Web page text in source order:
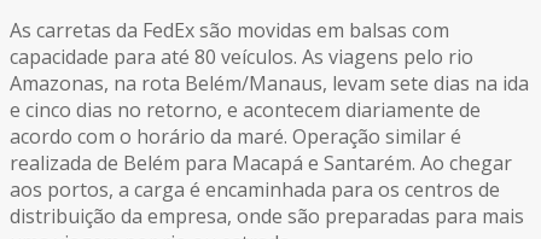
As carretas da FedEx são movidas em balsas com
capacidade para até 80 veículos. As viagens pelo rio
Amazonas, na rota Belém/Manaus, levam sete dias na ida
e cinco dias no retorno, e acontecem diariamente de
acordo com o horário da maré. Operação similar é
realizada de Belém para Macapá e Santarém. Ao chegar
aos portos, a carga é encaminhada para os centros de
distribuição da empresa, onde são preparadas para mais